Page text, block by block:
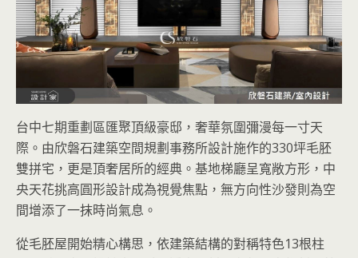
台中七期重劃區匯聚頂級豪邸，奢華氛圍彌漫每一寸天
際。由欣磐石建築空間規劃事務所設計施作的330坪毛胚
雙拼宅，更是頂奢居所的經典。基地梯廳呈寬敞方形，中
央天花挑高圓形設計成為視覺焦點，無方向性沙發則為空
間增添了一抹時尚氣息。
從毛胚屋開始精心構思，依建築結構的對稱特色13根柱